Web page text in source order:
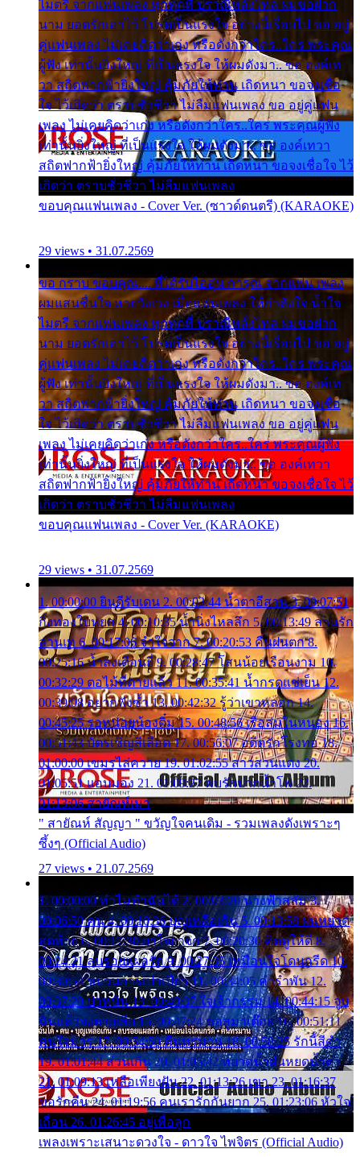
ไมตรี จากแฟนเพลง ทุกทุกที่ ปราณีหลั่งไหล ผมขอฝาก
นาม ยอดรักเอาไว้ โปรดเป็นแรงใจ อย่างนี้เรื่อยไป ขอ อยู่
คู่แฟนเพลง ไม่เคยคิดว่าเก่ง หรือดังกว่าใคร..ใคร พระคุณ
ผู้ฟัง เท่านั้นยิ่งใหญ่ ที่เป็นแรงใจ ให้ผมดังมา.. ขอ องค์เท
วา สถิตฟากฟ้ายิ่งใหญ่ คุ้มภัยให้ท่าน เถิดหนา ขอจงเชื่อ
ใจ ไว้เถิดว่า ตราบชั่วชีวา ไม่ลืมแฟนเพลง ขอ อยู่คู่แฟน
เพลง ไม่เคยคิดว่าเก่ง หรือดังกว่าใคร..ใคร พระคุณผู้ฟัง
เท่านั้นยิ่งใหญ่ ที่เป็นแรงใจ ให้ผมดังมา.. ขอ องค์เทวา
สถิตฟากฟ้ายิ่งใหญ่ คุ้มภัยให้ท่าน เถิดหนา ขอจงเชื่อใจ ไว้
เถิดว่า ตราบชั่วชีวา ไม่ลืมแฟนเพลง
ขอบคุณแฟนเพลง - Cover Ver. (ซาวด์ดนตรี) (KARAOKE)
29 views • 31.07.2569
ขอ กราบ ขอบคุณ.... ที่ได้รับไออุ่น การุณ จากแฟน เพลง
ผมแสนชื่นใจ หายวังเวง เมื่อแฟนเพลง ให้กำลังใจ น้ำใจ
ไมตรี จากแฟนเพลง ทุกทุกที่ ปราณีหลั่งไหล ผมขอฝาก
นาม ยอดรักเอาไว้ โปรดเป็นแรงใจ อย่างนี้เรื่อยไป ขอ อยู่
คู่แฟนเพลง ไม่เคยคิดว่าเก่ง หรือดังกว่าใคร..ใคร พระคุณ
ผู้ฟัง เท่านั้นยิ่งใหญ่ ที่เป็นแรงใจ ให้ผมดังมา.. ขอ องค์เท
วา สถิตฟากฟ้ายิ่งใหญ่ คุ้มภัยให้ท่าน เถิดหนา ขอจงเชื่อ
ใจ ไว้เถิดว่า ตราบชั่วชีวา ไม่ลืมแฟนเพลง ขอ อยู่คู่แฟน
เพลง ไม่เคยคิดว่าเก่ง หรือดังกว่าใคร..ใคร พระคุณผู้ฟัง
เท่านั้นยิ่งใหญ่ ที่เป็นแรงใจ ให้ผมดังมา.. ขอ องค์เทวา
สถิตฟากฟ้ายิ่งใหญ่ คุ้มภัยให้ท่าน เถิดหนา ขอจงเชื่อใจ ไว้
เถิดว่า ตราบชั่วชีวา ไม่ลืมแฟนเพลง
ขอบคุณแฟนเพลง - Cover Ver. (KARAOKE)
29 views • 31.07.2569
1. 00:00:00 ยินดีรับเดน 2. 00:03:44 น้ำตาอีสาน 3. 00:07:51
กิ่งทองใบหยก 4. 00:10:35 น้ำนิ่งไหลลึก 5. 00:13:49 ลานรัก
ลานเท 6. 00:17:06 จำใจจาก 7. 00:20:53 คืนฝนตก 8.
00:25:16 น้ำลงเดือนยี่ 9. 00:28:47 โสนน้อยเรือนงาม 10.
00:32:29 ตอไม้ที่ตายแล้ว 11. 00:35:41 น้ำกรดแช่เย็น 12.
00:39:08 อยากฟังซ้ำ 13. 00:42:32 รู้ว่าเขาหลอก 14.
00:45:25 รอหน่อยน้องติ๋ม 15. 00:48:56 เรือล่มในหนอง 16.
00:51:43 บัตรเชิญสีเลือด 17. 00:56:07 อดีตรักโรงทอ 18.
01:00:00 เขมรไล่ควาย 19. 01:02:55 สาวสวนแตง 20.
01:05:51 แอบมอง 21. 01:09:27 พบรักปากน้ำโพ 22.
01:13:06 สายัณห์เมา
" สายัณห์ สัญญา " ขวัญใจคนเดิม - รวมเพลงดังเพราะๆ
ซึ้งๆ (Official Audio)
27 views • 21.07.2569
1. 00:00:00 ทำไมทำฉันได้ 2. 00:03:20 นางฟ้าสลัม 3.
00:06:50 คน 4. 00:10:36 บุญเหลือเกิน 5. 00:13:58 ฝนหยาด
สุดท้าย 6. 00:17:30 ยาใจยาจก 7. 00:20:30 คิดดูให้ดี 8.
00:24:21 ลบรอยแผลรัก 9. 00:27:35 เหมือนใจโดนกรีด 10.
00:30:54 ขบวนการเปาเปียว 11. 00:34:05 คำรำพัน 12.
00:37:20 ปาหนัน 13. 00:40:37 ใจเจ้ากรรม 14. 00:44:15 จูบ
ฉันแล้วจงตายเสีย 15. 00:47:24 ขอสูมาเต๊อะ 16. 00:51:11
คนใจมาร 17. 00:54:50 คืนทรมาน 18. 00:58:25 รักนี้สีดำ
19. 01:01:44 ส่วนเกิน 20. 01:05:42 หยาดน้ำฝนหยดน้ำตา
21. 01:09:13 เหลือเพียงฝัน 22. 01:13:26 เขา 23. 01:16:37
ขอรักคืน 24. 01:19:56 คนเรารักกันยาก 25. 01:23:06 หัวใจ
เถื่อน 26. 01:26:45 อยู่เพื่อลูก
เพลงเพราะเสนาะดวงใจ - ดาวใจ ไพจิตร (Official Audio)